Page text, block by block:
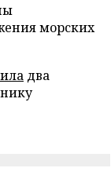
морских
два